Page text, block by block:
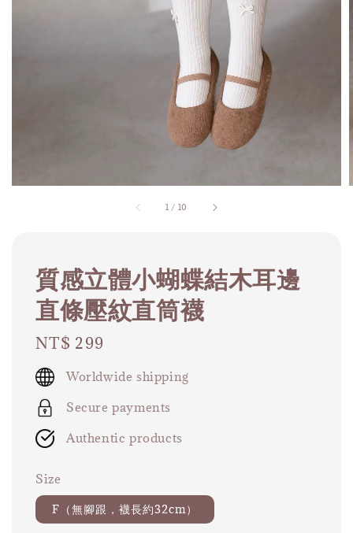
1 / 10
質感立體小蝴蝶結木耳邊
直條壓紋直筒襪
Regular
price
NT$ 299
Worldwide shipping
Secure payments
Authentic products
Size
F（無腳跟，襪長約32cm）